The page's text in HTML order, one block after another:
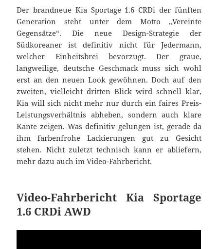
Der brandneue Kia Sportage 1.6 CRDi der fünften
Generation steht unter dem Motto „Vereinte
Gegensätze“. Die neue Design-Strategie der
Südkoreaner ist definitiv nicht für Jedermann,
welcher Einheitsbrei bevorzugt. Der graue,
langweilige, deutsche Geschmack muss sich wohl
erst an den neuen Look gewöhnen. Doch auf den
zweiten, vielleicht dritten Blick wird schnell klar,
Kia will sich nicht mehr nur durch ein faires Preis-
Leistungsverhältnis abheben, sondern auch klare
Kante zeigen. Was definitiv gelungen ist, gerade da
ihm farbenfrohe Lackierungen gut zu Gesicht
stehen. Nicht zuletzt technisch kann er abliefern,
mehr dazu auch im Video-Fahrbericht.
Video-Fahrbericht Kia Sportage
1.6 CRDi AWD